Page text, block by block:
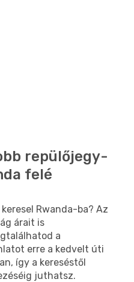
repülőjegy-
felé
Rwanda-ba? Az
árait is
a
erre a kedvelt úti
így a kereséstől
juthatsz.